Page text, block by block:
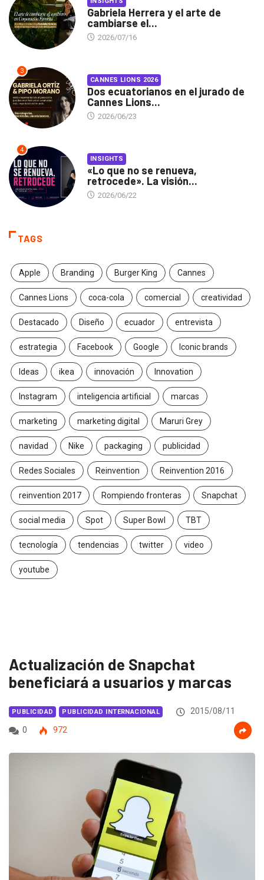
Gabriela Herrera y el arte de
cambiarse el...
2026/07/16
3
CANNES LIONS 2026
Dos ecuatorianos en el jurado de
Cannes Lions...
2026/06/23
4
INSIGHTS
«Lo que no se renueva,
retrocede». La visión...
2026/06/22
TAGS
Apple Branding Burger King Cannes
Cannes Lions coca-cola comercial creatividad
Destacado Diseño ecuador entrevista
estrategia Facebook Google Iconic brands
Ideas ikea innovación Innovation
Instagram inteligencia artificial marcas
marketing marketing digital Maruri Grey
navidad Nike packaging publicidad
Redes Sociales Reinvention Reinvention 2016
reinvention 2017 Rompiendo fronteras Snapchat
social media Spot Super Bowl TBT
tecnología tendencias twitter video
youtube
Actualización de Snapchat
beneficiará a usuarios y marcas
PUBLICIDAD PUBLICIDAD INTERNACIONAL
2015/08/11
0
972